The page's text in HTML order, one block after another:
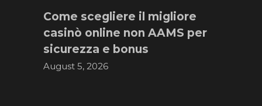
Come scegliere il migliore
casinò online non AAMS per
sicurezza e bonus
August 5, 2026